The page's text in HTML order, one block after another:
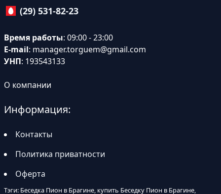
(29) 531-82-23
Время работы: 09:00 - 23:00
E-mail: manager.torguem@gmail.com
УНП: 193543133
О компании
Информация:
Контакты
Политика приватности
Оферта
Тэги: Беседка Пион в Брагине, купить Беседку Пион в Брагине,